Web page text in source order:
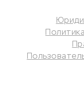
Кредитные
Дебетовые